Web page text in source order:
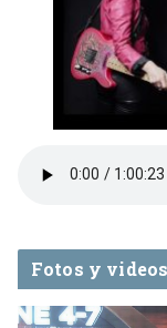
Fotos y